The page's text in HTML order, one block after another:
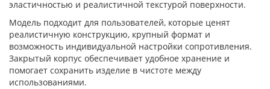
эластичностью и реалистичной текстурой поверхности.
Модель подходит для пользователей, которые ценят
реалистичную конструкцию, крупный формат и
возможность индивидуальной настройки сопротивления.
Закрытый корпус обеспечивает удобное хранение и
помогает сохранить изделие в чистоте между
использованиями.